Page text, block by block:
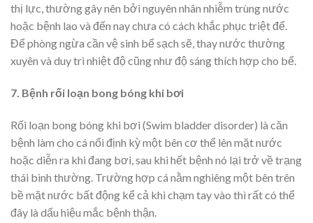
thị lực, thường gây nên bởi nguyên nhân nhiễm trùng nước
hoặc bệnh lao và đến nay chưa có cách khắc phục triệt để.
Để phòng ngừa cần vệ sinh bể sạch sẽ, thay nước thường
xuyên và duy trì nhiệt độ cũng như độ sáng thích hợp cho bể.
7. Bệnh rối loạn bong bóng khi bơi
Rối loạn bong bóng khi bơi (Swim bladder disorder) là căn
bệnh làm cho cá nổi định kỳ một bên cơ thể lên mặt nước
hoặc diễn ra khi đang bơi, sau khi hết bệnh nó lại trở về trạng
thái bình thường. Trường hợp cá nằm nghiêng một bên trên
bề mặt nước bất động kể cả khi chạm tay vào thì rất có thể
đây là dấu hiệu mắc bệnh thận.